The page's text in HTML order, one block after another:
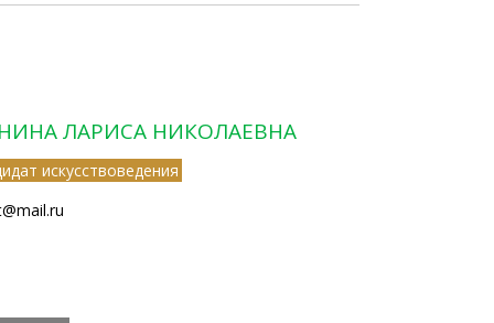
ЛАРИСА НИКОЛАЕВНА
искусствоведения